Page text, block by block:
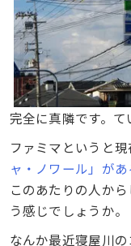
完全に真隣です。て
ファミマというと
ャ・ノワール」があ
このあたりの人か
う感じでしょうか。
なんか最近寝屋川